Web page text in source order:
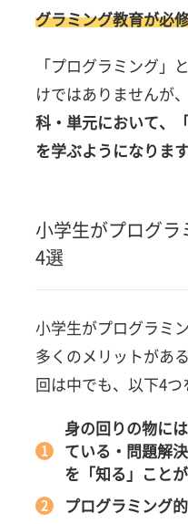
び方
｜自
子ど
もに
もの
重
5.2
難易度
5.3
5.4
教材の
種類
6
グラミング教育が必
「プログラミング」
けではありませんが、
科・単元において、
を学ぶようになります
小学生がプログラ
4選
小学生がプログラミ
多くのメリットがあ
回は中でも、以下4つ
身の回りの物に
ている・問題解
を「知る」こと
プログラミング